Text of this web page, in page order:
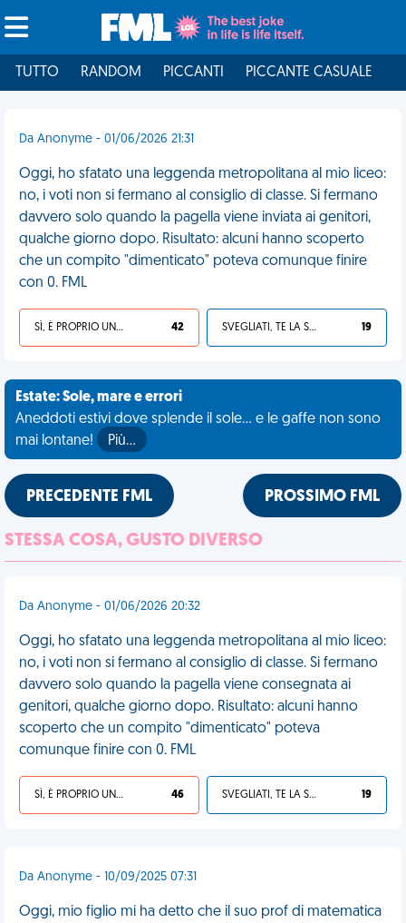
TUTTO RANDOM PICCANTI PICCANTE CASUALE
Da Anonyme - 01/06/2026 21:31
Oggi, ho sfatato una leggenda metropolitana al mio liceo:
no, i voti non si fermano al consiglio di classe. Si fermano
davvero solo quando la pagella viene inviata ai genitori,
qualche giorno dopo. Risultato: alcuni hanno scoperto
che un compito "dimenticato" poteva comunque finire
con 0. FML
SÌ, È PROPRIO UNA VDM! 42 SVEGLIATI, TE LA SEI CERCATA! 19
Estate: Sole, mare e errori
Aneddoti estivi dove splende il sole... e le gaffe non sono
mai lontane!
Più…
PRECEDENTE FML PROSSIMO FML
STESSA COSA, GUSTO DIVERSO
Da Anonyme - 01/06/2026 20:32
Oggi, ho sfatato una leggenda metropolitana al mio liceo:
no, i voti non si fermano al consiglio di classe. Si fermano
davvero solo quando la pagella viene consegnata ai
genitori, qualche giorno dopo. Risultato: alcuni hanno
scoperto che un compito "dimenticato" poteva
comunque finire con 0. FML
SÌ, È PROPRIO UNA VDM! 46 SVEGLIATI, TE LA SEI CERCATA! 19
Da Anonyme - 10/09/2025 07:31
Oggi, mio figlio mi ha detto che il suo prof di matematica